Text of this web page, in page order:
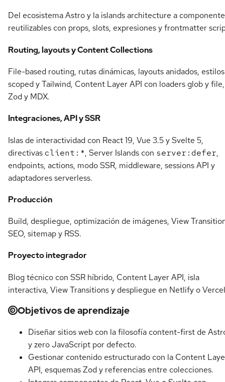
Del ecosistema Astro y la islands architecture a
reutilizables con props, slots, expresiones y frontmatter
Routing, layouts y Content Collections
File-based routing, rutas dinámicas, layouts anidados, estilos
scoped y Tailwind, Content Layer API con loaders glob y file,
Zod y MDX.
Integraciones, API y SSR
Islas de interactividad con React 19, Vue 3.5 y Svelte 5,
directivasclient:*, Server Islands con server:defer,
endpoints, actions, modo SSR, middleware, sessions API y
adaptadores serverless.
Producción
Build, despliegue, optimización de imágenes, View
SEO, sitemap y RSS.
Proyecto integrador
Blog técnico con SSR híbrido, Content Layer API, isla
interactiva, View Transitions y despliegue en Netlify o
Objetivos de aprendizaje
Diseñar sitios web con la filosofía content-first de
y zero JavaScript por defecto.
Gestionar contenido estructurado con la Content
API, esquemas Zod y referencias entre colecciones.